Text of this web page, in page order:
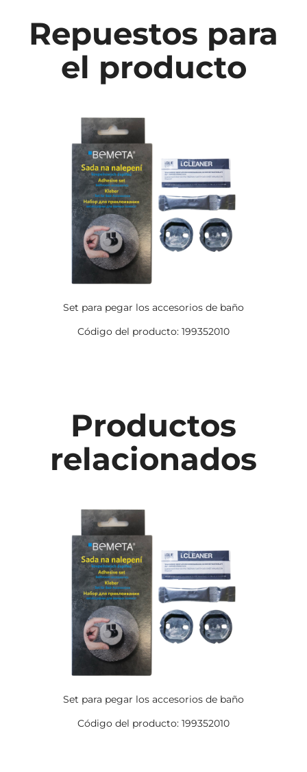
Repuestos para
el producto
Set para pegar los accesorios de baño
Código del producto: 199352010
Productos
relacionados
Set para pegar los accesorios de baño
Código del producto: 199352010